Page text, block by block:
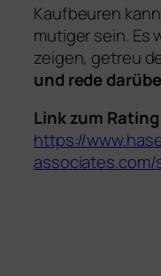
Kaufbeuren
mutiger sein. Es
zeigen, getreu
und rede
Link zum
https://